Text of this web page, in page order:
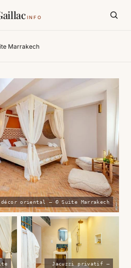
INFO
Marrakech
oriental — © Suite Marrakech
Jacuzzi privatif —